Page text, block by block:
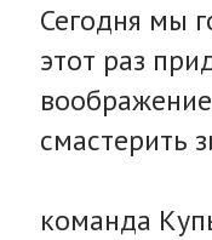
Сегодня мы
этот раз
смастерить
команда